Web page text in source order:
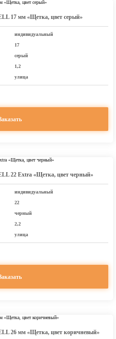
17 мм «Щетка, цвет серый»
индивидуальный
17
серый
1,2
улица
22 Extra «Щетка, цвет черный»
индивидуальный
22
черный
2,2
улица
26 мм «Щетка, цвет коричневый»